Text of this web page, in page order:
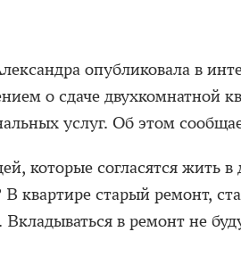
опубликовала в
о сдаче двухкомнатной
услуг. Об этом
которые согласятся жить
квартире старый ремонт,
Вкладываться в ремонт не